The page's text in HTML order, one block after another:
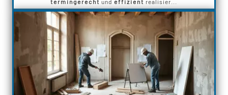
termingerecht undeffizient realisier...